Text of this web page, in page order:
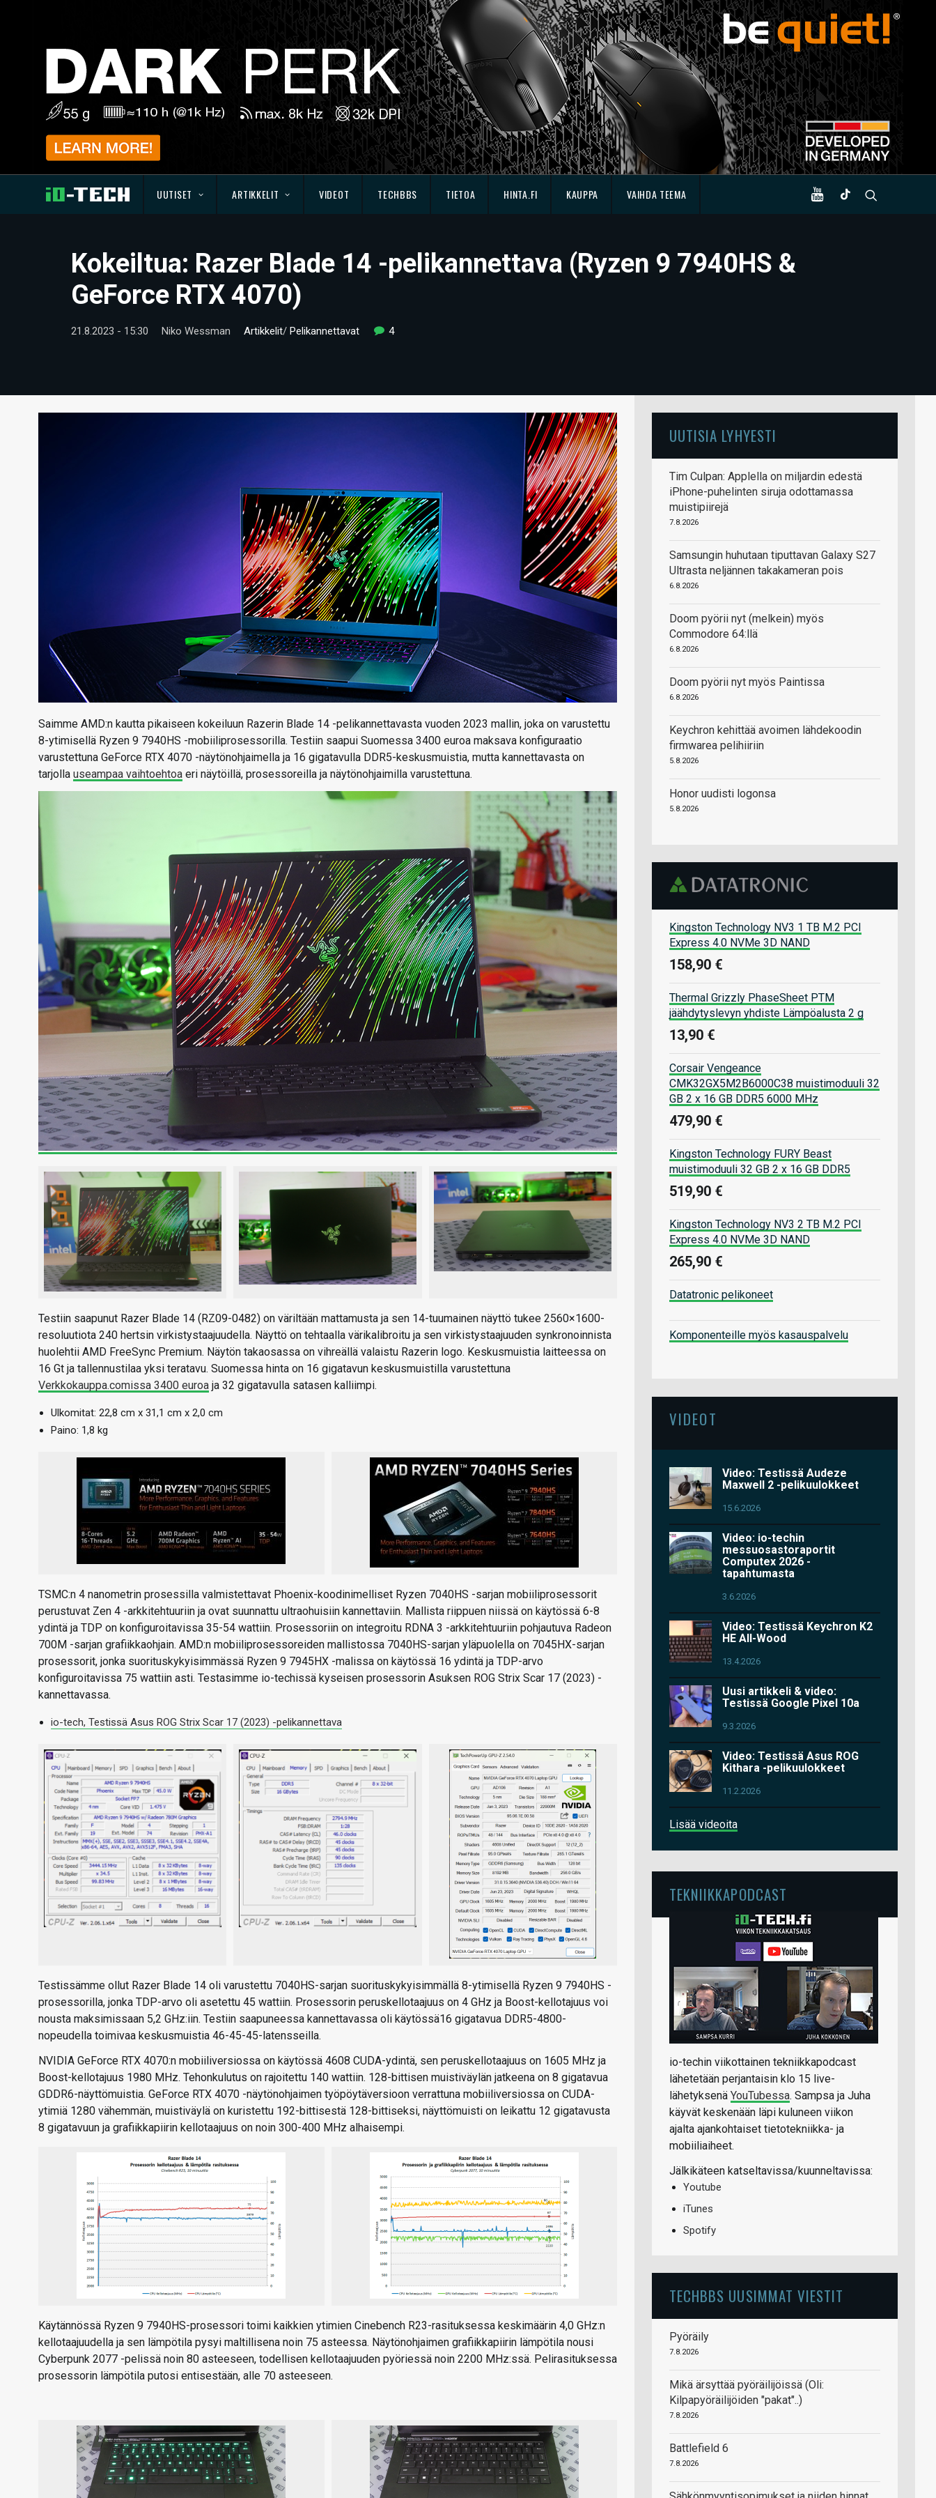
UUTISET ARTIKKELIT VIDEOT TECHBBS TIETOA HINTA.FI KAUPPA VAIHDA TEEMA
Kokeiltua: Razer Blade 14 -pelikannettava (Ryzen 9 7940HS &
GeForce RTX 4070)
21.8.2023 - 15:30 Niko Wessman Artikkelit/ Pelikannettavat 4
Saimme AMD:n kautta pikaiseen kokeiluun Razerin Blade 14 -pelikannettavasta vuoden 2023 mallin, joka on varustettu
8-ytimisellä Ryzen 9 7940HS -mobiiliprosessorilla. Testiin saapui Suomessa 3400 euroa maksava konfiguraatio
varustettuna GeForce RTX 4070 -näytönohjaimella ja 16 gigatavulla DDR5-keskusmuistia, mutta kannettavasta on
tarjolla useampaa vaihtoehtoa eri näytöillä, prosessoreilla ja näytönohjaimilla varustettuna.
Testiin saapunut Razer Blade 14 (RZ09-0482) on väriltään mattamusta ja sen 14-tuumainen näyttö tukee 2560×1600-
resoluutiota 240 hertsin virkistystaajuudella. Näyttö on tehtaalla värikalibroitu ja sen virkistystaajuuden synkronoinnista
huolehtii AMD FreeSync Premium. Näytön takaosassa on vihreällä valaistu Razerin logo. Keskusmuistia laitteessa on
16 Gt ja tallennustilaa yksi teratavu. Suomessa hinta on 16 gigatavun keskusmuistilla varustettuna
Verkkokauppa.comissa 3400 euroa ja 32 gigatavulla satasen kalliimpi.
Ulkomitat: 22,8 cm x 31,1 cm x 2,0 cm
Paino: 1,8 kg
TSMC:n 4 nanometrin prosessilla valmistettavat Phoenix-koodinimelliset Ryzen 7040HS -sarjan mobiiliprosessorit
perustuvat Zen 4 -arkkitehtuuriin ja ovat suunnattu ultraohuisiin kannettaviin. Mallista riippuen niissä on käytössä 6-8
ydintä ja TDP on konfiguroitavissa 35-54 wattiin. Prosessoriin on integroitu RDNA 3 -arkkitehtuuriin pohjautuva Radeon
700M -sarjan grafiikkaohjain. AMD:n mobiiliprosessoreiden mallistossa 7040HS-sarjan yläpuolella on 7045HX-sarjan
prosessorit, jonka suorituskykyisimmässä Ryzen 9 7945HX -malissa on käytössä 16 ydintä ja TDP-arvo
konfiguroitavissa 75 wattiin asti. Testasimme io-techissä kyseisen prosessorin Asuksen ROG Strix Scar 17 (2023) -
kannettavassa.
io-tech, Testissä Asus ROG Strix Scar 17 (2023) -pelikannettava
Testissämme ollut Razer Blade 14 oli varustettu 7040HS-sarjan suorituskykyisimmällä 8-ytimisellä Ryzen 9 7940HS -
prosessorilla, jonka TDP-arvo oli asetettu 45 wattiin. Prosessorin peruskellotaajuus on 4 GHz ja Boost-kellotajuus voi
nousta maksimissaan 5,2 GHz:iin. Testiin saapuneessa kannettavassa oli käytössä16 gigatavua DDR5-4800-
nopeudella toimivaa keskusmuistia 46-45-45-latensseilla.
NVIDIA GeForce RTX 4070:n mobiiliversiossa on käytössä 4608 CUDA-ydintä, sen peruskellotaajuus on 1605 MHz ja
Boost-kellotajuus 1980 MHz. Tehonkulutus on rajoitettu 140 wattiin. 128-bittisen muistiväylän jatkeena on 8 gigatavua
GDDR6-näyttömuistia. GeForce RTX 4070 -näytönohjaimen työpöytäversioon verrattuna mobiiliversiossa on CUDA-
ytimiä 1280 vähemmän, muistiväylä on kuristettu 192-bittisestä 128-bittiseksi, näyttömuisti on leikattu 12 gigatavusta
8 gigatavuun ja grafiikkapiirin kellotaajuus on noin 300-400 MHz alhaisempi.
Käytännössä Ryzen 9 7940HS-prosessori toimi kaikkien ytimien Cinebench R23-rasituksessa keskimäärin 4,0 GHz:n
kellotaajuudella ja sen lämpötila pysyi maltillisena noin 75 asteessa. Näytönohjaimen grafiikkapiirin lämpötila nousi
Cyberpunk 2077 -pelissä noin 80 asteeseen, todellisen kellotaajuuden pyöriessä noin 2200 MHz:ssä. Pelirasituksessa
prosessorin lämpötila putosi entisestään, alle 70 asteeseen.
UUTISIA LYHYESTI
Tim Culpan: Applella on miljardin edestä
iPhone-puhelinten siruja odottamassa
muistipiirejä
7.8.2026
Samsungin huhutaan tiputtavan Galaxy S27
Ultrasta neljännen takakameran pois
6.8.2026
Doom pyörii nyt (melkein) myös
Commodore 64:llä
6.8.2026
Doom pyörii nyt myös Paintissa
6.8.2026
Keychron kehittää avoimen lähdekoodin
firmwarea pelihiiriin
5.8.2026
Honor uudisti logonsa
5.8.2026
Kingston Technology NV3 1 TB M.2 PCI
Express 4.0 NVMe 3D NAND
158,90 €
Thermal Grizzly PhaseSheet PTM
jäähdytyslevyn yhdiste Lämpöalusta 2 g
13,90 €
Corsair Vengeance
CMK32GX5M2B6000C38 muistimoduuli 32
GB 2 x 16 GB DDR5 6000 MHz
479,90 €
Kingston Technology FURY Beast
muistimoduuli 32 GB 2 x 16 GB DDR5
519,90 €
Kingston Technology NV3 2 TB M.2 PCI
Express 4.0 NVMe 3D NAND
265,90 €
Datatronic pelikoneet
Komponenteille myös kasauspalvelu
VIDEOT
Video: Testissä Audeze
Maxwell 2 -pelikuulokkeet
15.6.2026
Video: io-techin
messuosastoraportit
Computex 2026 -
tapahtumasta
3.6.2026
Video: Testissä Keychron K2
HE All-Wood
13.4.2026
Uusi artikkeli & video:
Testissä Google Pixel 10a
9.3.2026
Video: Testissä Asus ROG
Kithara -pelikuulokkeet
11.2.2026
Lisää videoita
TEKNIIKKAPODCAST
io-techin viikottainen tekniikkapodcast
lähetetään perjantaisin klo 15 live-
lähetyksenä YouTubessa. Sampsa ja Juha
käyvät keskenään läpi kuluneen viikon
ajalta ajankohtaiset tietotekniikka- ja
mobiiliaiheet.
Jälkikäteen katseltavissa/kuunneltavissa:
Youtube
iTunes
Spotify
TECHBBS UUSIMMAT VIESTIT
Pyöräily
7.8.2026
Mikä ärsyttää pyöräilijöissä (Oli:
Kilpapyöräilijöiden "pakat"..)
7.8.2026
Battlefield 6
7.8.2026